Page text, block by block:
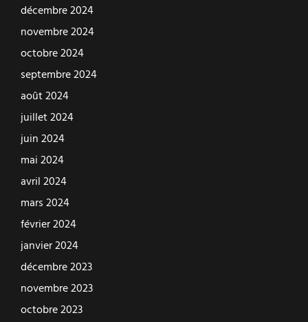
décembre 2024
novembre 2024
octobre 2024
septembre 2024
août 2024
juillet 2024
juin 2024
mai 2024
avril 2024
mars 2024
février 2024
janvier 2024
décembre 2023
novembre 2023
octobre 2023